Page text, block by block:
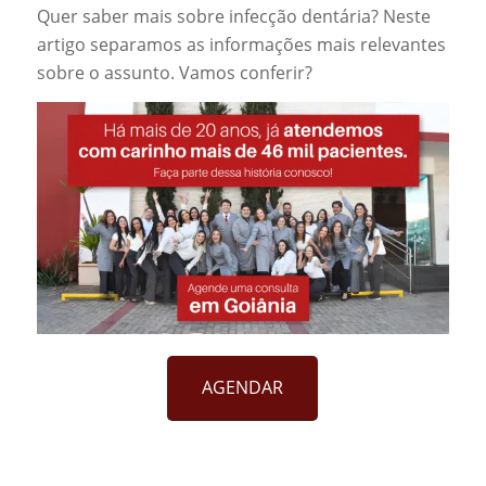
Quer saber mais sobre infecção dentária? Neste
artigo separamos as informações mais relevantes
sobre o assunto. Vamos conferir?
AGENDAR